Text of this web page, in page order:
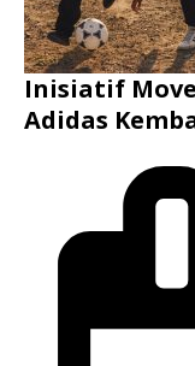
Inisiatif
Adidas